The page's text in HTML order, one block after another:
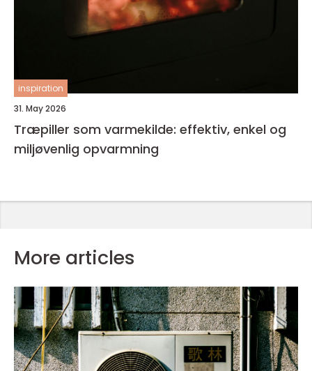
inspiration
31. May 2026
Træpiller som varmekilde: effektiv, enkel og
miljøvenlig opvarmning
More articles